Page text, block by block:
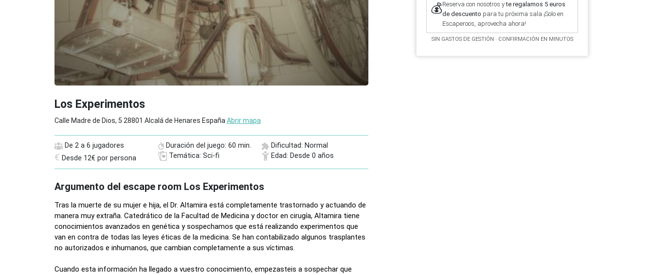
Los Experimentos
Calle Madre de Dios, 5 28801 Alcalá de Henares EspañaAbrir mapa
De 2 a 6 jugadores Duración del juego: 60 min. Dificultad: Normal
€ Desde 12€ por persona Temática: Sci-fi Edad: Desde 0 años
Argumento del escape room Los Experimentos
Tras la muerte de su mujer e hija, el Dr. Altamira está completamente trastornado y actuando de
manera muy extraña. Catedrático de la Facultad de Medicina y doctor en cirugía, Altamira tiene
conocimientos avanzados en genética y sospechamos que está realizando experimentos que
van en contra de todas las leyes éticas de la medicina. Se han contabilizado algunos trasplantes
no autorizados e inhumanos, que cambian completamente a sus víctimas.
Cuando esta información ha llegado a vuestro conocimiento, empezasteis a sospechar que
💰Reserva con nosotros yte regalamos 5 euros
de descuento para tu próxima sala ¡Solo en
Escaperoos, aprovecha ahora!
SIN GASTOS DE GESTIÓN · CONFIRMACIÓN EN MINUTOS